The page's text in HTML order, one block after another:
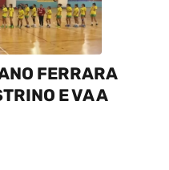
FERRARA
E VA A